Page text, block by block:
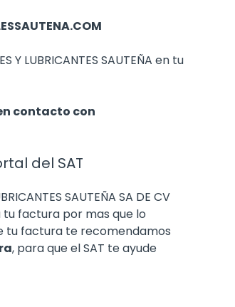
LUBRICANTES SAUTEÑA en tu
contacto con
del SAT
SAUTEÑA SA DE CV
factura por mas que lo
tu factura te recomendamos
, para que el SAT te ayude